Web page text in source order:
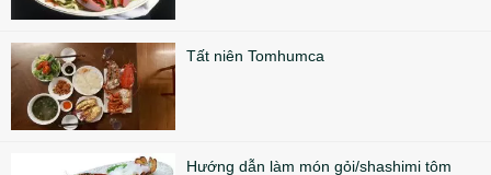
Tất niên Tomhumca
Hướng dẫn làm món gỏi/shashimi tôm